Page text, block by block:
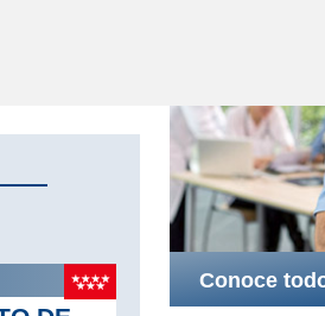
el
Conoce